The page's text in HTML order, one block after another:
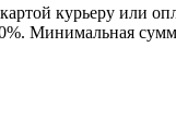
курьеру или
Минимальная